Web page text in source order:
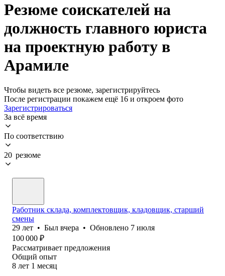
Резюме соискателей на
должность главного юриста
на проектную работу в
Арамиле
Чтобы видеть все резюме, зарегистрируйтесь
После регистрации покажем ещё 16 и откроем фото
Зарегистрироваться
За всё время
По соответствию
20 резюме
Работник склада, комплектовщик, кладовщик, старший
смены
29 лет • Был вчера • Обновлено 7 июля
100 000 ₽
Рассматривает предложения
Общий опыт
8 лет 1 месяц